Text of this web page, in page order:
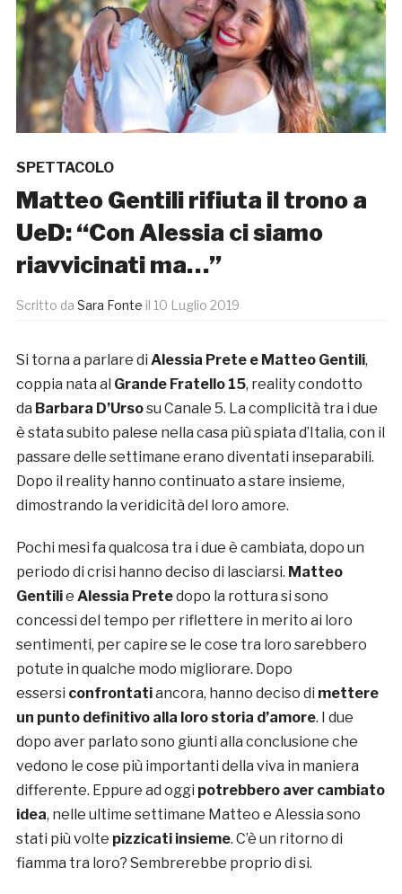
SPETTACOLO
Matteo Gentili rifiuta il trono a
UeD: “Con Alessia ci siamo
riavvicinati ma…”
Scritto da Sara Fonte il 10 Luglio 2019
Si torna a parlare di Alessia Prete e Matteo Gentili,
coppia nata al Grande Fratello 15, reality condotto
da Barbara D’Ursosu Canale 5. La complicità tra i due
è stata subito palese nella casa più spiata d’Italia, con il
passare delle settimane erano diventati inseparabili.
Dopo il reality hanno continuato a stare insieme,
dimostrando la veridicità del loro amore.
Pochi mesi fa qualcosa tra i due è cambiata, dopo un
periodo di crisi hanno deciso di lasciarsi. Matteo
Gentilie Alessia Pretedopo la rottura si sono
concessi del tempo per riflettere in merito ai loro
sentimenti, per capire se le cose tra loro sarebbero
potute in qualche modo migliorare. Dopo
essersi confrontatiancora, hanno deciso di mettere
un punto definitivo alla loro storia d’amore. I due
dopo aver parlato sono giunti alla conclusione che
vedono le cose più importanti della viva in maniera
differente. Eppure ad oggi potrebbero aver cambiato
idea, nelle ultime settimane Matteo e Alessia sono
stati più volte pizzicati insieme. C’è un ritorno di
fiamma tra loro? Sembrerebbe proprio di si.